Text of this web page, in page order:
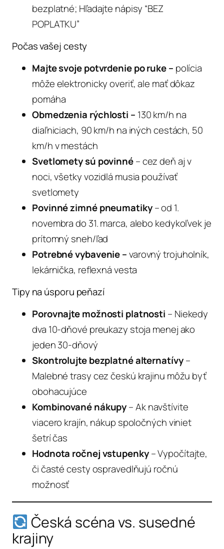
bezplatné; Hľadajte nápisy “BEZ
POPLATKU”
Počas vašej cesty
Majte svoje potvrdenie po ruke – polícia
môže elektronicky overiť, ale mať dôkaz
pomáha
Obmedzenia rýchlosti – 130 km/h na
diaľniciach, 90 km/h na iných cestách, 50
km/h v mestách
Svetlomety sú povinné– cez deň aj v
noci, všetky vozidlá musia používať
svetlomety
Povinné zimné pneumatiky– od 1.
novembra do 31. marca, alebo kedykoľvek je
prítomný sneh/ľad
Potrebné vybavenie –varovný trojuholník,
lekárnička, reflexná vesta
Tipy na úsporu peňazí
Porovnajte možnosti platnosti – Niekedy
dva 10-dňové preukazy stoja menej ako
jeden 30-dňový
Skontrolujte bezplatné alternatívy–
Malebné trasy cez českú krajinu môžu byť
obohacujúce
Kombinované nákupy– Ak navštívite
viacero krajín, nákup spoločných viniet
šetrí čas
Hodnota ročnej vstupenky– Vypočítajte,
či časté cesty ospravedlňujú ročnú
možnosť
Česká scéna vs. susedné
krajiny